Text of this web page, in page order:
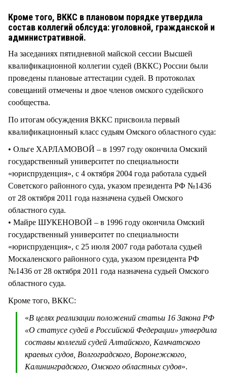
Кроме того, ВККС в плановом порядке утвердила
состав коллегий облсуда: уголовной, гражданской и
административной.
На заседаниях пятидневной майской сессии Высшей
квалификационной коллегии судей (ВККС) России были
проведены плановые аттестации судей. В протоколах
совещаний отмечены и двое членов омского судейского
сообщества.
По итогам обсуждения ВККС присвоила первый
квалификационный класс судьям Омского областного суда:
• Ольге ХАРЛАМОВОЙ – в 1997 году окончила Омский
государственный университет по специальности
«юриспруденция», с 4 октября 2004 года работала судьей
Советского районного суда, указом президента РФ №1436
от 28 октября 2011 года назначена судьей Омского
областного суда.
• Майре ШУКЕНОВОЙ – в 1996 году окончила Омский
государственный университет по специальности
«юриспруденция», с 25 июля 2007 года работала судьей
Москаленского районного суда, указом президента РФ
№1436 от 28 октября 2011 года назначена судьей Омского
областного суда.
Кроме того, ВККС:
«В целях реализации положений статьи 16 Закона РФ
«О статусе судей в Российской Федерации» утвердила
составы коллегий судей Алтайского, Камчатского
краевых судов, Волгоградского, Воронежского,
Калининградского, Омского областных судов».